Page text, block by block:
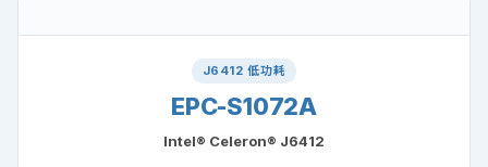
J6412 低功耗
EPC-S1072A
Intel® Celeron® J6412